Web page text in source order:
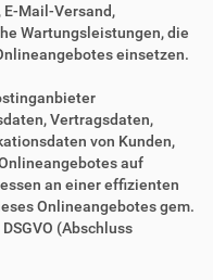
Mail-Versand,
Wartungsleistungen, die
einsetzen.
Vertragsdaten,
von Kunden,
auf
an einer effizienten
Onlineangebotes gem.
(Abschluss